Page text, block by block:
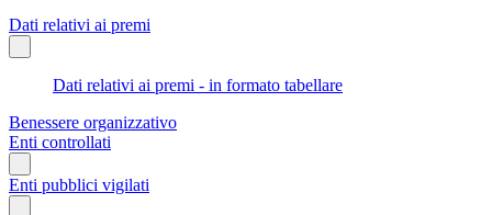
Dati relativi ai premi
Dati relativi ai premi - in formato tabellare
Benessere organizzativo
Enti controllati
Enti pubblici vigilati